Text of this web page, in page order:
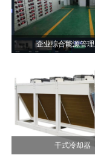
企业综合能源管
干式冷却器